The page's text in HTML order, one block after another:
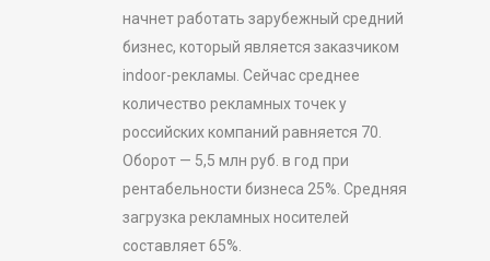
начнет работать зарубежный средний
бизнес, который является заказчиком
indoor-рекламы. Сейчас среднее
количество рекламных точек у
российских компаний равняется 70.
Оборот — 5,5 млн руб. в год при
рентабельности бизнеса 25%. Средняя
загрузка рекламных носителей
составляет 65%.